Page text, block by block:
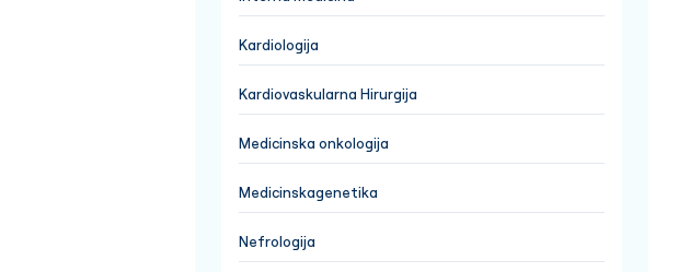
Kardiologija
Kardiovaskularna Hirurgija
Medicinska onkologija
Medicinskagenetika
Nefrologija